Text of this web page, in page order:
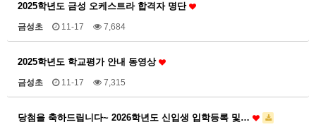
2025학년도 금성 오케스트라 합격자 명단
금성초 11-17 7,684
2025학년도 학교평가 안내 동영상
금성초 11-17 7,315
당첨을 축하드립니다~ 2026학년도 신입생 입학등록 및…